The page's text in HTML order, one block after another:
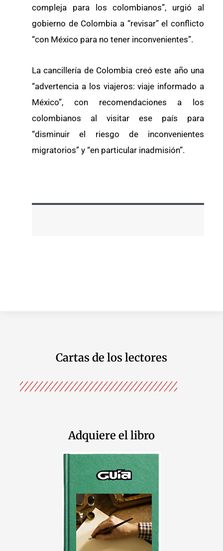
compleja para los colombianos”, urgió al
gobierno de Colombia a “revisar” el conflicto
“con México para no tener inconvenientes”.
La cancillería de Colombia creó este año una
“advertencia a los viajeros: viaje informado a
México”, con recomendaciones a los
colombianos al visitar ese país para
“disminuir el riesgo de inconvenientes
migratorios” y “en particular inadmisión”.
Cartas de los lectores
Adquiere el libro